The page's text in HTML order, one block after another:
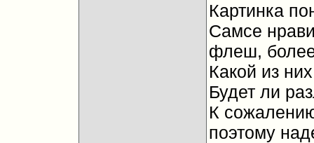
Картинка
Самсе
флеш,
Какой из
Будет ли
К
поэтому